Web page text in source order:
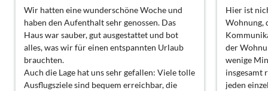
Wir hatten eine wunderschöne Woche und
haben den Aufenthalt sehr genossen. Das
Haus war sauber, gut ausgestattet und bot
alles, was wir für einen entspannten Urlaub
brauchten.
Auch die Lage hat uns sehr gefallen: Viele tolle
Ausflugsziele sind bequem erreichbar, die
Hier ist
Wohnung,
der
wenige
insgesamt
jeden